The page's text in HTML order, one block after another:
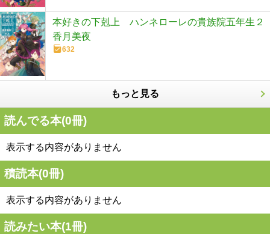
本好きの下剋上 ハンネローレの貴族院五年生２
香月美夜
632
もっと見る
読んでる本(0冊)
表示する内容がありません
積読本(0冊)
表示する内容がありません
読みたい本(1冊)